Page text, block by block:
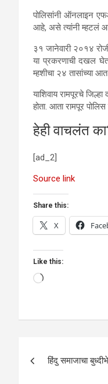
पोलिसांनी ऑनलाइन
आहे, असे त्‍यांनी म्‍हटलं
३१ जानेवारी २०१४
या प्रकरणाची दखल घेत
म्हशीचा २४ तासांच्या
याशिवाय रामपूरचे
होता. आता रामपूर
हेही वाचलंत
[ad_2]
Source link
Share this:
X
Like this:
Loading…
navigation
हिंदु समाजाचा